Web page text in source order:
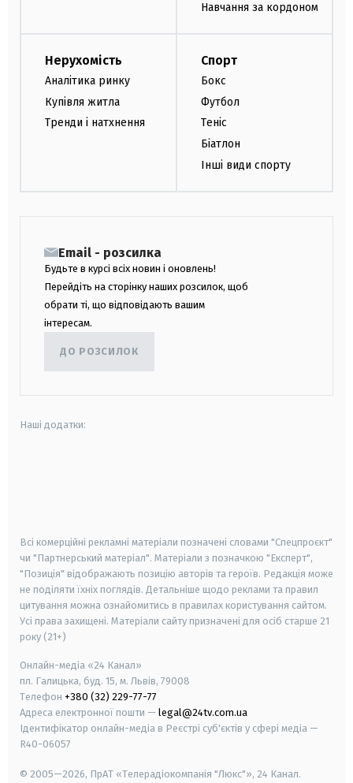
Навчання за кордоном
Нерухомість
Аналітика ринку
Купівля житла
Тренди і натхнення
Спорт
Бокс
Футбол
Теніс
Біатлон
Інші види спорту
Email - розсилка
Будьте в курсі всіх новин і оновлень!
Перейдіть на сторінку наших розсилок, щоб
обрати ті, що відповідають вашим
інтересам.
ДО РОЗСИЛОК
Наші додатки:
Всі комерційні рекламні матеріали позначені словами "Спецпроєкт"
чи "Партнерський матеріал". Матеріали з позначкою "Експерт",
"Позиція" відображають позицію авторів та героїв. Редакція може
не поділяти їхніх поглядів. Детальніше щодо реклами та правил
цитування можна ознайомитись в правилах користування сайтом.
Усі права захищені. Матеріали сайту призначені для осіб старше 21
року (21+)
Онлайн-медіа «24 Канал»
пл. Галицька, буд. 15, м. Львів, 79008
Телефон +380 (32) 229-77-77
Адреса електронної пошти — legal@24tv.com.ua
Ідентифікатор онлайн-медіа в Реєстрі суб'єктів у сфері медіа —
R40-06057
© 2005—2026, ПрАТ «Телерадіокомпанія "Люкс"», 24 Канал.